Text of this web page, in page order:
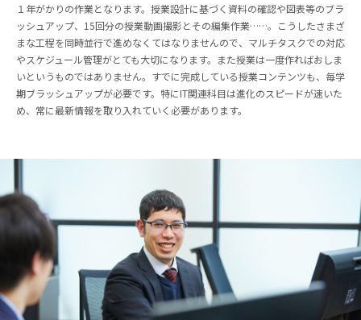
１年がかりの作業となります。授業設計に基づく資料の確認や図表等のブラ
ッシュアップ、15回分の授業動画撮影とその編集作業……。こうしたさまざ
まな工程を同時並行で進めなくてはなりませんので、マルチタスクでの対応
やスケジュール管理がとても大切になります。また授業は一度作ればおしま
いというものではありません。すでに完成している授業コンテンツも、毎学
期ブラッシュアップが必要です。特にIT関連科目は進化のスピードが速いた
め、常に最新情報を取り入れていく必要があります。